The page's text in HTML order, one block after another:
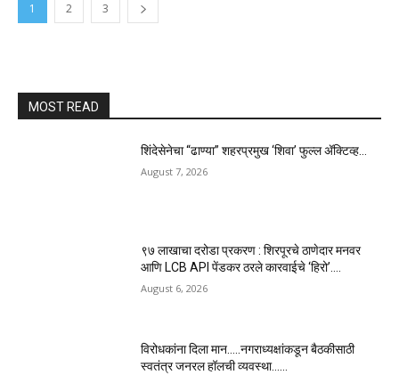
1 2 3
MOST READ
शिंदेसेनेचा “ढाण्या” शहरप्रमुख ‘शिवा’ फुल्ल ॲक्टिव्ह…
August 7, 2026
९७ लाखाचा दरोडा प्रकरण : शिरपूरचे ठाणेदार मनवर
आणि LCB API पेंडकर ठरले कारवाईचे ‘हिरो’….
August 6, 2026
विरोधकांना दिला मान…..नगराध्यक्षांकडून बैठकीसाठी
स्वतंत्र जनरल हॉलची व्यवस्था……